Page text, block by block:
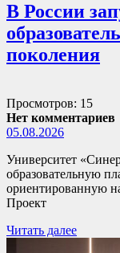
В России
поколения
Просмотров: 15
Нет комментариев
05.08.2026
Университет
образовательную
ориентированную
Проект
Читать далее